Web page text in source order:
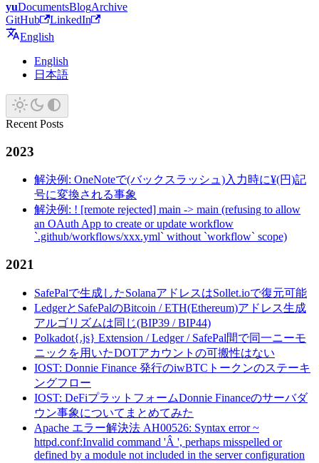
yuDocumentsBlogArchive
GitHub
LinkedIn
English
English
日本語
Recent Posts
2023
解決例: OneNoteで(バックスラッシュ)入力時に¥(円)記
号に変換される事象
解決例: ! [remote rejected] main -> main (refusing to allow
an OAuth App to create or update workflow
`.github/workflows/xxx.yml` without `workflow` scope)
2021
SafePalで生成したSolanaアドレスはSollet.ioで復元可能
LedgerとSafePalのBitcoin / ETH(Ethereum)アドレス生成
アルゴリズムは同じ(BIP39 / BIP44)
Polkadot{.js} Extension / Ledger / SafePal間で同一ニーモ
ニックを用いたDOTアカウントの可搬性はない
IOST: Donnie Finance 発行のiwBTCトークンのステーキ
ングフロー
IOST: DeFiプラットフォームDonnie Financeのサーバダ
ウン事象についてまとめてみた
Apache エラー解決法 AH00526: Syntax error ~
httpd.conf:Invalid command 'Â ', perhaps misspelled or
defined by a module not included in the server configuration